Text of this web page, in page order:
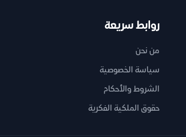
روابط سريعة
من نحن
سياسة الخصوصية
الشروط والأحكام
حقوق الملكية الفكرية